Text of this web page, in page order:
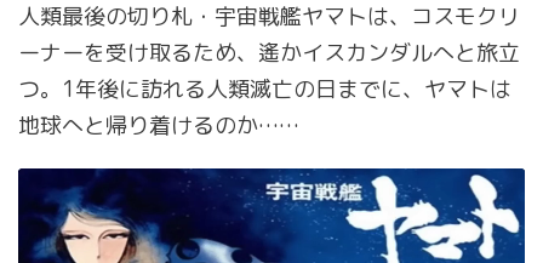
人類最後の切り札・宇宙戦艦ヤマトは、コスモクリ
ーナーを受け取るため、遙かイスカンダルへと旅立
つ。1年後に訪れる人類滅亡の日までに、ヤマトは
地球へと帰り着けるのか……
画
プ